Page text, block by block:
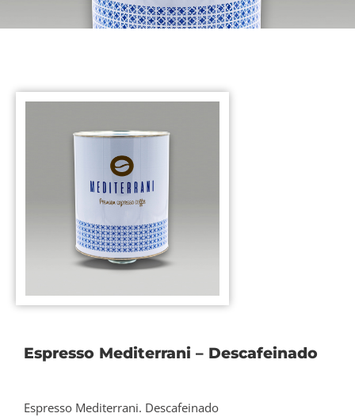
Espresso Mediterrani – Descafeinado
Espresso Mediterrani. Descafeinado